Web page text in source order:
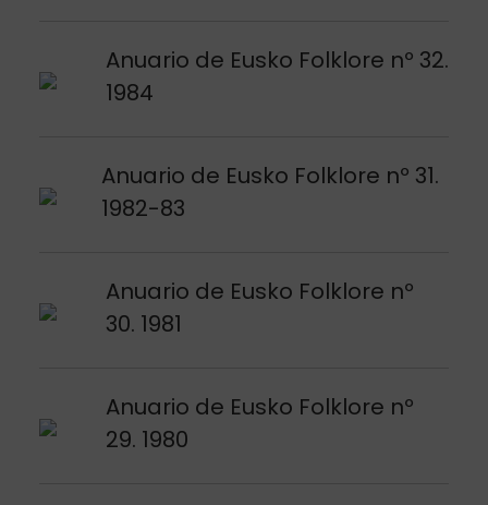
Anuario de Eusko Folklore nº 32.
1984
Argitalpena ikusi
Anuario de Eusko Folklore nº 31.
1982-83
Argitalpena ikusi
Anuario de Eusko Folklore nº
30. 1981
Argitalpena ikusi
Anuario de Eusko Folklore nº
29. 1980
Argitalpena ikusi